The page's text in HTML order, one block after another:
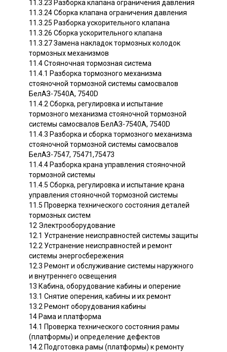
11.3.23 Разборка клапана ограничения давления
11.3.24 Сборка клапана ограничения давления
11.3.25 Разборка ускорительного клапана
11.3.26 Сборка ускорительного клапана
11.3.27 Замена накладок тормозных колодок
тормозных механизмов
11.4 Стояночная тормозная система
11.4.1 Разборка тормозного механизма
стояночной тормозной системы самосвалов
БелАЗ-7540А, 7540D
11.4.2 Сборка, регулировка и испытание
тормозного механизма стояночной тормозной
системы самосвалов БелАЗ-7540А, 7540D
11.4.3 Разборка и сборка тормозного механизма
стояночной тормозной системы самосвалов
БелАЗ-7547, 75471,75473
11.4.4 Разборка крана управления стояночной
тормозной системы
11.4.5 Сборка, регулировка и испытание крана
управления стояночной тормозной системы
11.5 Проверка технического состояния деталей
тормозных систем
12 Электрооборудование
12.1 Устранение неисправностей системы защиты
12.2 Устранение неисправностей и ремонт
системы энергосбережения
12.3 Ремонт и обслуживание системы наружного
и внутреннего освещения
13 Кабина, оборудование кабины и оперение
13.1 Снятие оперения, кабины и их ремонт
13.2 Ремонт оборудования кабины
14 Рама и платформа
14.1 Проверка технического состояния рамы
(платформы) и определение дефектов
14.2 Подготовка рамы (платформы) к ремонту